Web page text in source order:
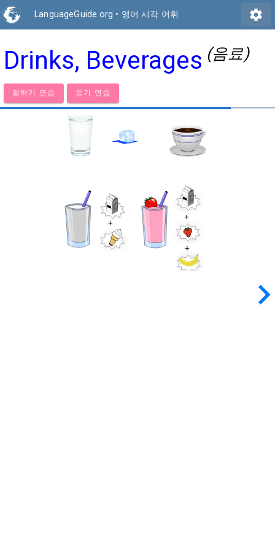
LanguageGuide.org • 영어 시각 어휘 settings
Drinks, Beverages (음료)
말하기 연습 듣기 연습